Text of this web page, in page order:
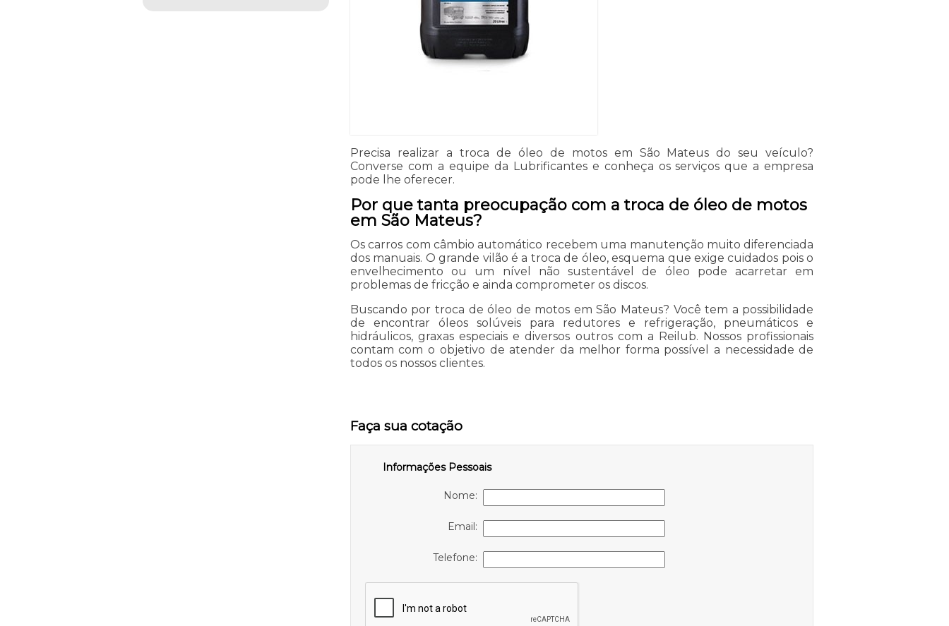
Precisa realizar a troca de óleo de motos em São Mateus do seu veículo?
Converse com a equipe da Lubrificantes e conheça os serviços que a empresa
pode lhe oferecer.
Por que tanta preocupação com a troca de óleo de motos
em São Mateus?
Os carros com câmbio automático recebem uma manutenção muito diferenciada
dos manuais. O grande vilão é a troca de óleo, esquema que exige cuidados pois o
envelhecimento ou um nível não sustentável de óleo pode acarretar em
problemas de fricção e ainda comprometer os discos.
Buscando por troca de óleo de motos em São Mateus? Você tem a possibilidade
de encontrar óleos solúveis para redutores e refrigeração, pneumáticos e
hidráulicos, graxas especiais e diversos outros com a Reilub. Nossos profissionais
contam com o objetivo de atender da melhor forma possível a necessidade de
todos os nossos clientes.
Faça sua cotação
Informações Pessoais
Nome:
Email:
Telefone: